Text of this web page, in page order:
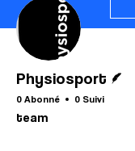
Physiosport
0 Abonné 0 Suivi
team